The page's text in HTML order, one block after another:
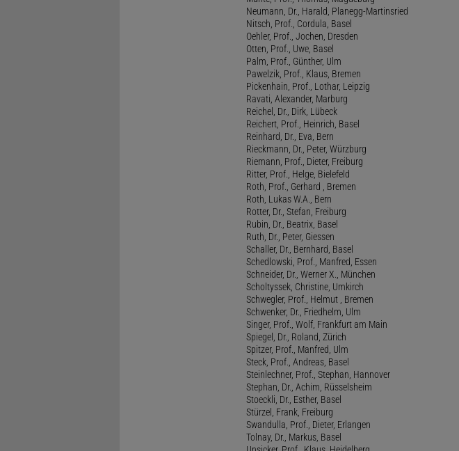
Neumann, Dr., Harald, Planegg-Martinsried
Nitsch, Prof., Cordula, Basel
Oehler, Prof., Jochen, Dresden
Otten, Prof., Uwe, Basel
Palm, Prof., Günther, Ulm
Pawelzik, Prof., Klaus, Bremen
Pickenhain, Prof., Lothar, Leipzig
Ravati, Alexander, Marburg
Reichel, Dr., Dirk, Lübeck
Reichert, Prof., Heinrich, Basel
Reinhard, Dr., Eva, Bern
Rieckmann, Dr., Peter, Würzburg
Riemann, Prof., Dieter, Freiburg
Ritter, Prof., Helge, Bielefeld
Roth, Prof., Gerhard , Bremen
Roth, Lukas W.A., Bern
Rotter, Dr., Stefan, Freiburg
Rubin, Dr., Beatrix, Basel
Ruth, Dr., Peter, Giessen
Schaller, Dr., Bernhard, Basel
Schedlowski, Prof., Manfred, Essen
Schneider, Dr., Werner X., München
Scholtyssek, Christine, Umkirch
Schwegler, Prof., Helmut , Bremen
Schwenker, Dr., Friedhelm, Ulm
Singer, Prof., Wolf, Frankfurt am Main
Spiegel, Dr., Roland, Zürich
Spitzer, Prof., Manfred, Ulm
Steck, Prof., Andreas, Basel
Steinlechner, Prof., Stephan, Hannover
Stephan, Dr., Achim, Rüsselsheim
Stoeckli, Dr., Esther, Basel
Stürzel, Frank, Freiburg
Swandulla, Prof., Dieter, Erlangen
Tolnay, Dr., Markus, Basel